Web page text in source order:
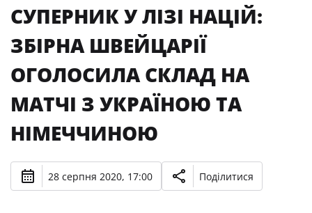
СУПЕРНИК У ЛІЗІ НАЦІЙ:
ЗБІРНА ШВЕЙЦАРІЇ
ОГОЛОСИЛА СКЛАД НА
МАТЧІ З УКРАЇНОЮ ТА
НІМЕЧЧИНОЮ
28 серпня 2020, 17:00 Поділитися